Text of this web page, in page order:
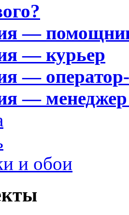
—
— курьер
—
—
и обои